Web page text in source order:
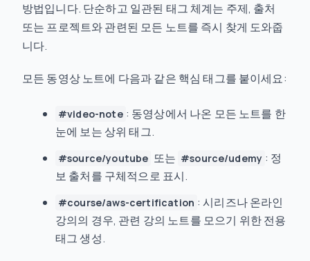
방법입니다. 단순하고 일관된 태그 체계는 주제, 출처
또는 프로젝트와 관련된 모든 노트를 즉시 찾게 도와줍
니다.
모든 동영상 노트에 다음과 같은 핵심 태그를 붙이세요:
#video-note : 동영상에서 나온 모든 노트를 한
눈에 보는 상위 태그.
#source/youtube 또는 #source/udemy : 정
보 출처를 구체적으로 표시.
#course/aws-certification : 시리즈나 온라인
강의의 경우, 관련 강의 노트를 모으기 위한 전용
태그 생성.